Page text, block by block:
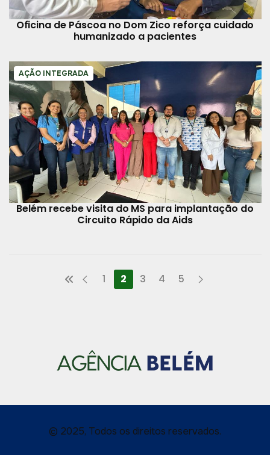
Oficina de Páscoa no Dom Zico reforça cuidado
humanizado a pacientes
AÇÃO INTEGRADA
Belém recebe visita do MS para implantação do
Circuito Rápido da Aids
1 2 3 4 5
© 2025, Todos os direitos reservados.